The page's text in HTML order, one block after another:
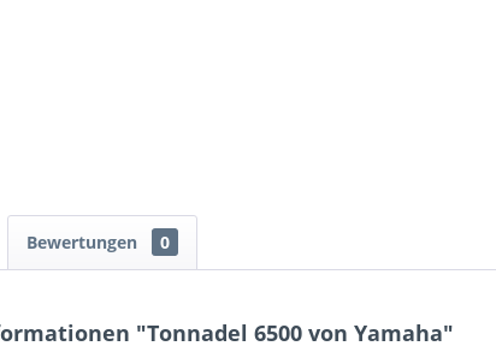
Bewertungen 0
"Tonnadel 6500 von Yamaha"